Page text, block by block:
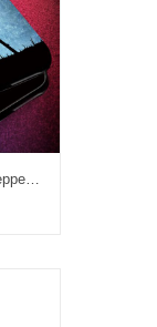
Samsung Galaxy A50 Hoesje Scheppend Bescherming Mobiele Telefoon, Samsung Galaxy A50 Hoesje Anti-fall Hoes